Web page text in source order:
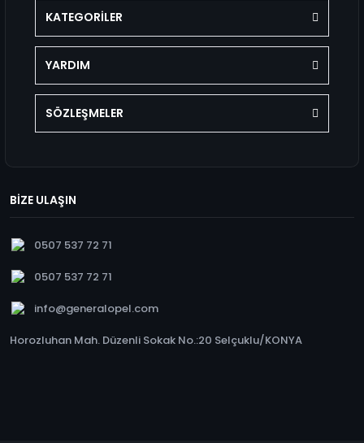
KATEGORİLER
YARDIM
SÖZLEŞMELER
BİZE ULAŞIN
0507 537 72 71
0507 537 72 71
info@generalopel.com
Horozluhan Mah. Düzenli Sokak No.:20 Selçuklu/KONYA